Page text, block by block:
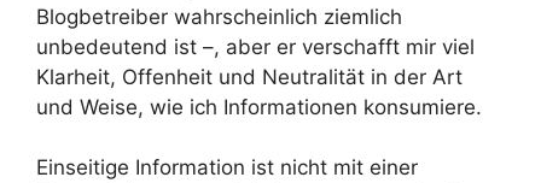
Blogbetreiber wahrscheinlich ziemlich
unbedeutend ist –, aber er verschafft mir viel
Klarheit, Offenheit und Neutralität in der Art
und Weise, wie ich Informationen konsumiere.
Einseitige Information ist nicht mit einer